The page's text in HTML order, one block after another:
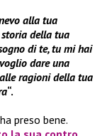
alla tua
storia della tua
di te, tu mi hai
dare una
ragioni della tua
“.
preso bene.